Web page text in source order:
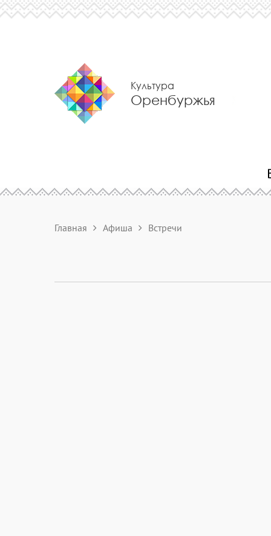
Культура
Оренбуржья
Главная Афиша Встречи